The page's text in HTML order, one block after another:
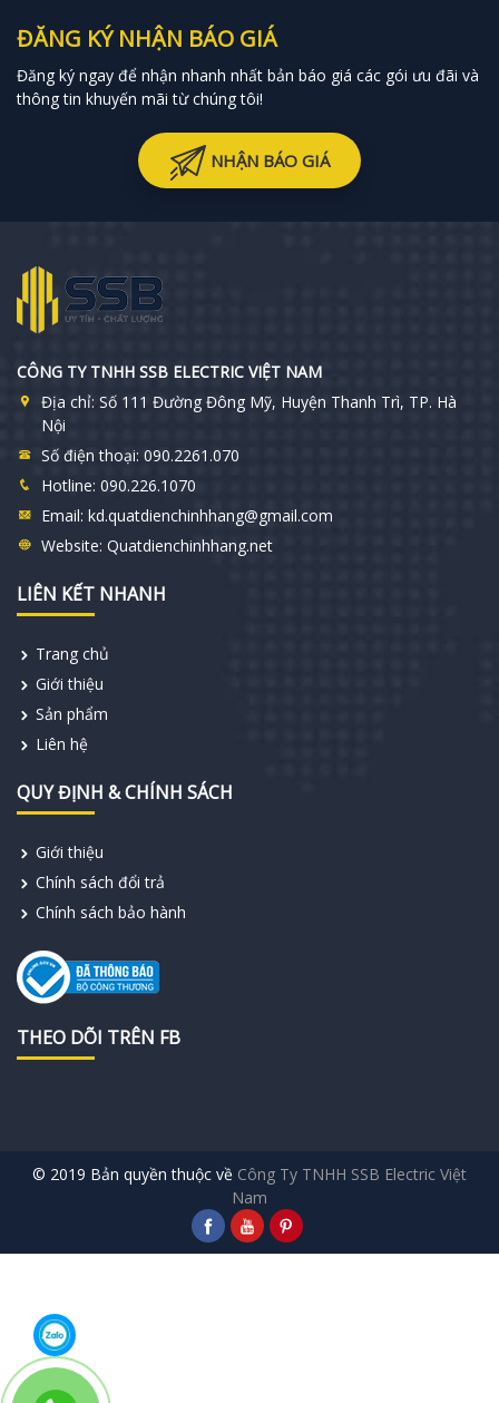
ĐĂNG KÝ NHẬN BÁO GIÁ
Đăng ký ngay để nhận nhanh nhất bản báo giá các gói ưu đãi và
thông tin khuyến mãi từ chúng tôi!
NHẬN BÁO GIÁ
CÔNG TY TNHH SSB ELECTRIC VIỆT NAM
Địa chỉ: Số 111 Đường Đông Mỹ, Huyện Thanh Trì, TP. Hà
Nội
Số điện thoại: 090.2261.070
Hotline: 090.226.1070
Email: kd.quatdienchinhhang@gmail.com
Website: Quatdienchinhhang.net
LIÊN KẾT NHANH
Trang chủ
Giới thiệu
Sản phẩm
Liên hệ
QUY ĐỊNH & CHÍNH SÁCH
Giới thiệu
Chính sách đổi trả
Chính sách bảo hành
THEO DÕI TRÊN FB
© 2019 Bản quyền thuộc về Công Ty TNHH SSB Electric Việt
Nam